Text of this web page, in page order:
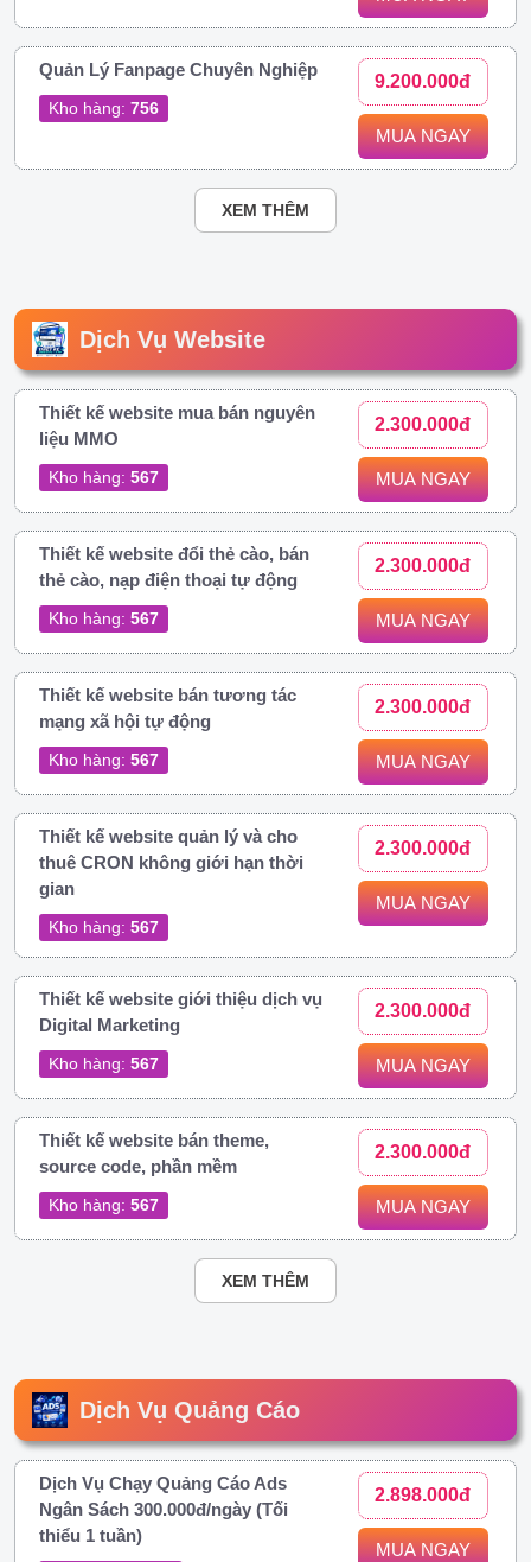
Quản Lý Fanpage Chuyên Nghiệp
Kho hàng: 756
9.200.000đ
MUA NGAY
XEM THÊM
Dịch Vụ Website
Thiết kế website mua bán nguyên
liệu MMO
Kho hàng: 567
2.300.000đ
MUA NGAY
Thiết kế website đổi thẻ cào, bán
thẻ cào, nạp điện thoại tự động
Kho hàng: 567
2.300.000đ
MUA NGAY
Thiết kế website bán tương tác
mạng xã hội tự động
Kho hàng: 567
2.300.000đ
MUA NGAY
Thiết kế website quản lý và cho
thuê CRON không giới hạn thời
gian
Kho hàng: 567
2.300.000đ
MUA NGAY
Thiết kế website giới thiệu dịch vụ
Digital Marketing
Kho hàng: 567
2.300.000đ
MUA NGAY
Thiết kế website bán theme,
source code, phần mềm
Kho hàng: 567
2.300.000đ
MUA NGAY
XEM THÊM
Dịch Vụ Quảng Cáo
Dịch Vụ Chạy Quảng Cáo Ads
Ngân Sách 300.000đ/ngày (Tối
thiểu 1 tuần)
2.898.000đ
MUA NGAY